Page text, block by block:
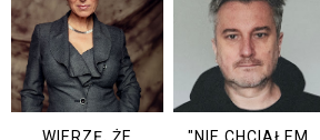
WIERZĘ, ŻE
"NIE CHCIAŁEM